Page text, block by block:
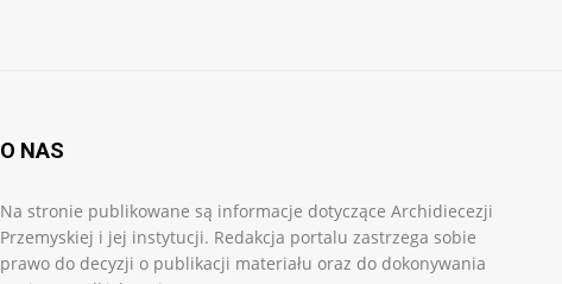
O NAS
Na stronie publikowane są informacje dotyczące Archidiecezji
Przemyskiej i jej instytucji. Redakcja portalu zastrzega sobie
prawo do decyzji o publikacji materiału oraz do dokonywania